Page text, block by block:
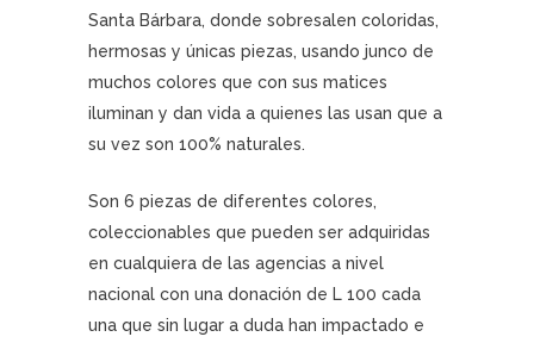
Santa Bárbara, donde sobresalen coloridas,
hermosas y únicas piezas, usando junco de
muchos colores que con sus matices
iluminan y dan vida a quienes las usan que a
su vez son 100% naturales.
Son 6 piezas de diferentes colores,
coleccionables que pueden ser adquiridas
en cualquiera de las agencias a nivel
nacional con una donación de L 100 cada
una que sin lugar a duda han impactado e